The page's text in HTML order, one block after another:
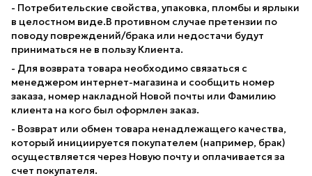
- Потребительские свойства, упаковка, пломбы и ярлыки
в целостном виде.В противном случае претензии по
поводу повреждений/брака или недостачи будут
приниматься не в пользу Клиента.
- Для возврата товара необходимо связаться с
менеджером интернет-магазина и сообщить номер
заказа, номер накладной Новой почты или Фамилию
клиента на кого был оформлен заказ.
- Возврат или обмен товара ненадлежащего качества,
который инициируется покупателем (например, брак)
осуществляется через Новую почту и оплачивается за
счет покупателя.